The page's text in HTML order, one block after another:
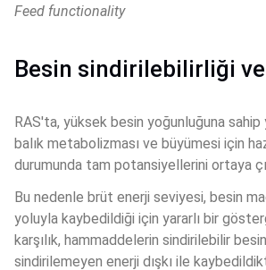
Feed functionality
Besin sindirilebilirliği
RAS'ta, yüksek besin yoğunluğuna
balık metabolizması ve büyümesi için
durumunda tam potansiyellerini ortaya
Bu nedenle brüt enerji seviyesi, besin
yoluyla kaybedildiği için yararlı bir
karşılık, hammaddelerin sindirilebilir
sindirilemeyen enerji dışkı ile